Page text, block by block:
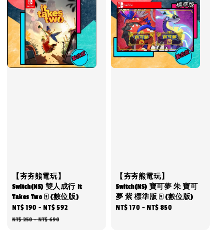
【夯夯熊電玩】
Switch(NS) 雙人成行 It
Takes Two 🀄 (數位版)
Sale
price
NT$ 190 -NT$ 592
NT$ 250-NT$ 690
【夯夯熊電玩】
Switch(NS) 寶可夢 朱 寶可
夢 紫 標準版 🀄 (數位版)
Regular
NT$ 170 -NT$ 850